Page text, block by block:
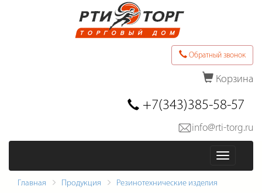
Обратный звонок
Корзина
Последние товары в заказе
Оформить заказ
+7(343)385-58-57
info@rti-torg.ru
Меню
Главная Продукция
Резинотехнические изделия